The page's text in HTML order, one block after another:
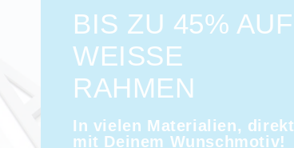
BIS ZU 45% AUF
WEISSE R
AHMEN
In vielen Materialien, direkt
mit Deinem Wunschmotiv!